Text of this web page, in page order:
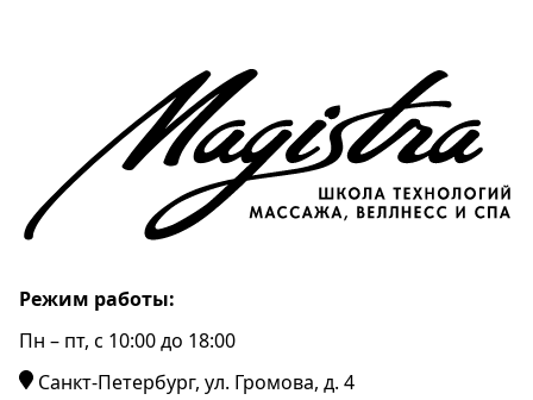
Режим работы:
Пн – пт, c 10:00 до 18:00
Санкт-Петербург, ул. Громова, д. 4